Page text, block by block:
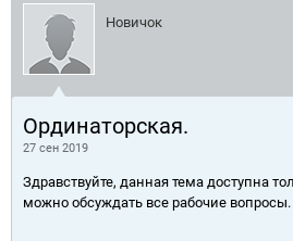
Новичок
Ординаторская.
27 сен 2019
Здравствуйте, данная тема доступна
можно обсуждать все рабочие вопросы.